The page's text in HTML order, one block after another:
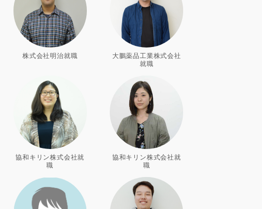
株式会社明治就職
大鵬薬品工業株式会社
就職
協和キリン株式会社就
職
協和キリン株式会社就
職